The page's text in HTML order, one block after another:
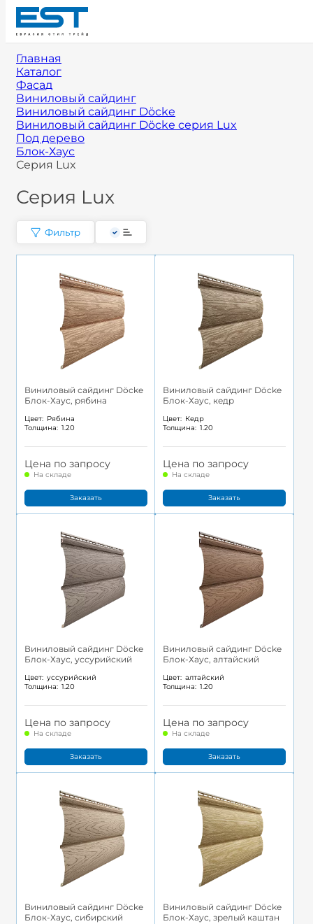
Главная
Каталог
Фасад
Виниловый сайдинг
Виниловый сайдинг Döcke
Виниловый сайдинг Döcke cерия Lux
Под дерево
Блок-Хаус
Серия Lux
Серия Lux
Фильтр
Виниловый сайдинг Döcke
Блок-Хаус, рябина
Цвет: Рябина
Толщина: 1.20
Цена по запросу
На складе
Заказать
Виниловый сайдинг Döcke
Блок-Хаус, кедр
Цвет: Кедр
Толщина: 1.20
Цена по запросу
На складе
Заказать
Виниловый сайдинг Döcke
Блок-Хаус, уссурийский
Цвет: уссурийский
Толщина: 1.20
Цена по запросу
На складе
Заказать
Виниловый сайдинг Döcke
Блок-Хаус, алтайский
Цвет: алтайский
Толщина: 1.20
Цена по запросу
На складе
Заказать
Виниловый сайдинг Döcke
Блок-Хаус, сибирский
Виниловый сайдинг Döcke
Блок-Хаус, зрелый каштан